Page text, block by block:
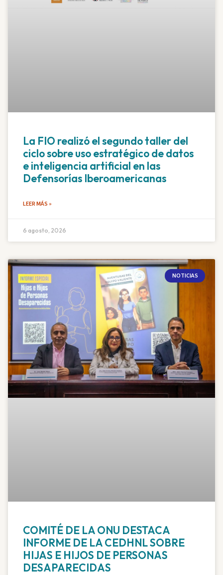
La FIO realizó el segundo taller del
ciclo sobre uso estratégico de datos
e inteligencia artificial en las
Defensorías Iberoamericanas
LEER MÁS »
6 agosto, 2026
NOTICIAS
COMITÉ DE LA ONU DESTACA
INFORME DE LA CEDHNL SOBRE
HIJAS E HIJOS DE PERSONAS
DESAPARECIDAS